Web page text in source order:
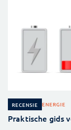
RECENSIE ENERGIE
Praktische gids